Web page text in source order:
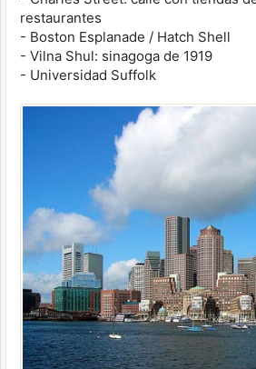
restaurantes
- Boston Esplanade / Hatch Shell
- Vilna Shul: sinagoga de 1919
- Universidad Suffolk